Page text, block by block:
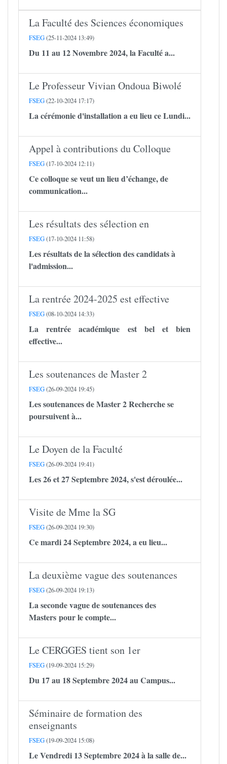
La Faculté des Sciences économiques
FSEG(25-11-2024 13:49)
Du 11 au 12 Novembre 2024, la Faculté a...
Le Professeur Vivian Ondoua Biwolé
FSEG(22-10-2024 17:17)
La cérémonie d'installation a eu lieu ce Lundi...
Appel à contributions du Colloque
FSEG(17-10-2024 12:11)
Ce colloque se veut un lieu d’échange, de
communication...
Les résultats des sélection en
FSEG(17-10-2024 11:58)
Les résultats de la sélection des candidats à
l'admission...
La rentrée 2024-2025 est effective
FSEG(08-10-2024 14:33)
La rentrée académique est bel et bien
effective...
Les soutenances de Master 2
FSEG(26-09-2024 19:45)
Les soutenances de Master 2 Recherche se
poursuivent à...
Le Doyen de la Faculté
FSEG(26-09-2024 19:41)
Les 26 et 27 Septembre 2024, s'est déroulée...
Visite de Mme la SG
FSEG(26-09-2024 19:30)
Ce mardi 24 Septembre 2024, a eu lieu...
La deuxième vague des soutenances
FSEG(26-09-2024 19:13)
La seconde vague de soutenances des
Masters pour le compte...
Le CERGGES tient son 1er
FSEG(19-09-2024 15:29)
Du 17 au 18 Septembre 2024 au Campus...
Séminaire de formation des
enseignants
FSEG(19-09-2024 15:08)
Le Vendredi 13 Septembre 2024 à la salle de...